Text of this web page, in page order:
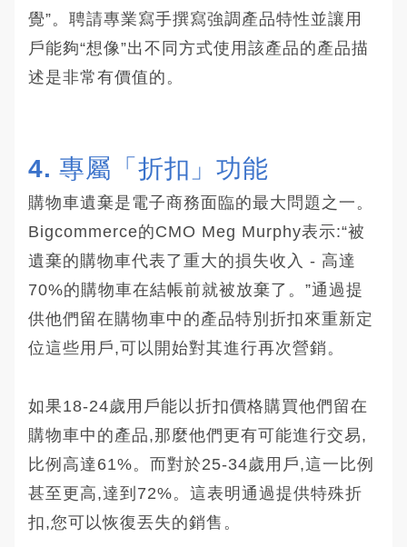
覺”。聘請專業寫手撰寫強調產品特性並讓用
戶能夠“想像”出不同方式使用該產品的產品描
述是非常有價值的。
4. 專屬「折扣」功能
購物車遺棄是電子商務面臨的最大問題之一。
Bigcommerce的CMO Meg Murphy表示:“被
遺棄的購物車代表了重大的損失收入 - 高達
70%的購物車在結帳前就被放棄了。”通過提
供他們留在購物車中的產品特別折扣來重新定
位這些用戶,可以開始對其進行再次營銷。
如果18-24歲用戶能以折扣價格購買他們留在
購物車中的產品,那麼他們更有可能進行交易,
比例高達61%。而對於25-34歲用戶,這一比例
甚至更高,達到72%。這表明通過提供特殊折
扣,您可以恢復丟失的銷售。